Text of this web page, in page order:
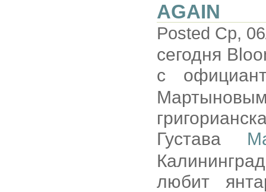
AGAIN
Posted Ср,
сегодня
с
Густава
любит